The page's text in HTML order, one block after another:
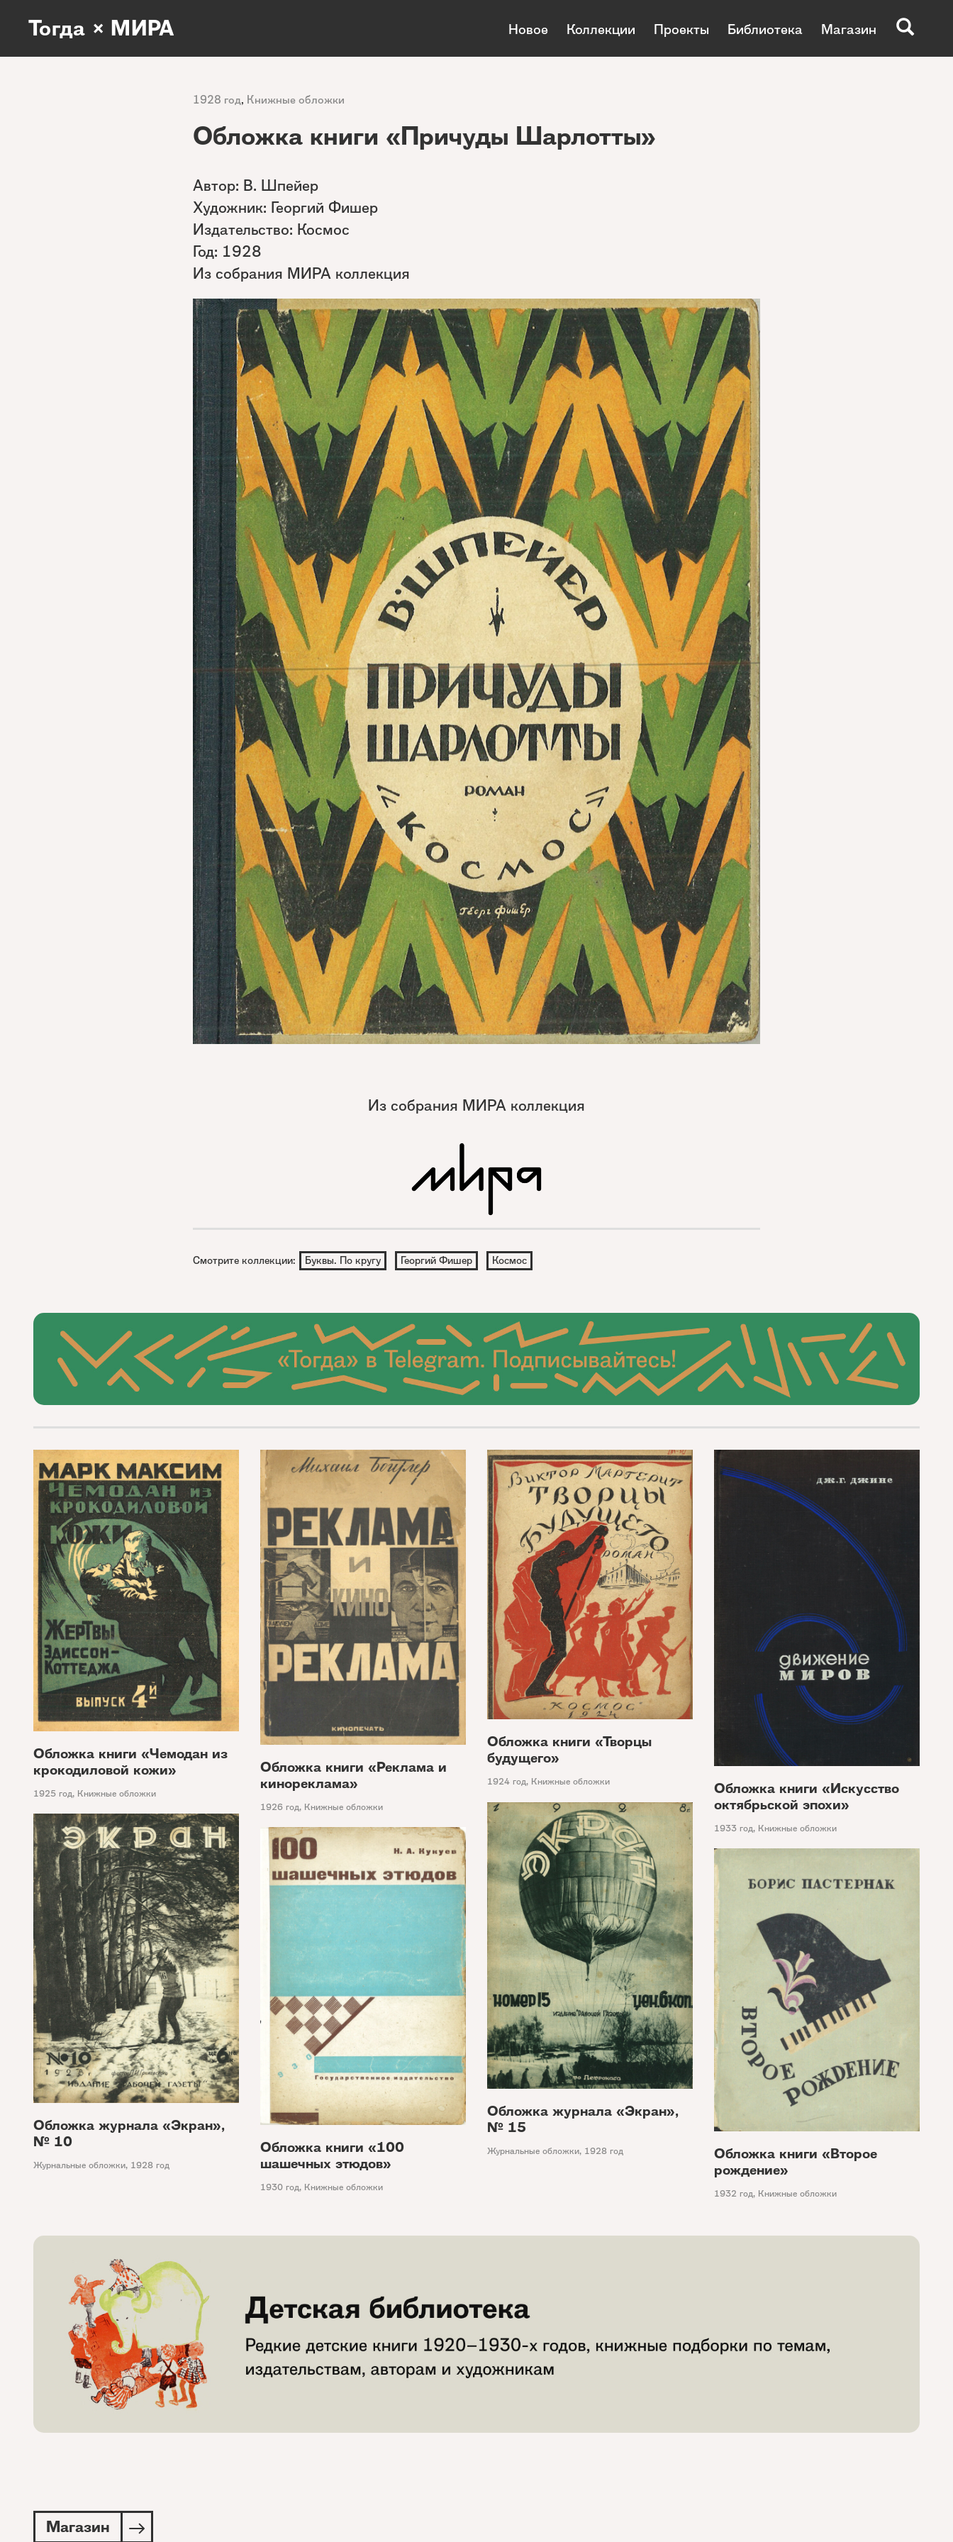
Тогда × МИРА Новое Коллекции Проекты Библиотека Магазин
1928 год, Книжные обложки
Обложка книги «Причуды Шарлотты»
Автор: В. Шпейер
Художник: Георгий Фишер
Издательство: Космос
Год: 1928
Из собрания МИРА коллекция
Из собрания МИРА коллекция
Смотрите коллекции: Буквы. По кругу Георгий Фишер Космос
Обложка книги «Чемодан из
крокодиловой кожи»
1925 год, Книжные обложки
Обложка книги «Реклама и
кинореклама»
1926 год, Книжные обложки
Обложка книги «Творцы
будущего»
1924 год, Книжные обложки
Обложка книги «Искусство
октябрьской эпохи»
1933 год, Книжные обложки
Обложка журнала «Экран»,
№ 15
Журнальные обложки, 1928 год
Обложка журнала «Экран»,
№ 10
Журнальные обложки, 1928 год
Обложка книги «100
шашечных этюдов»
1930 год, Книжные обложки
Обложка книги «Второе
рождение»
1932 год, Книжные обложки
Магазин